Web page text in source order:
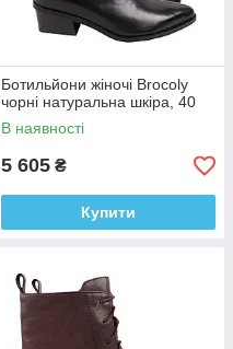
Ботильйони жіночі Brocoly
чорні натуральна шкіра, 40
В наявності
5 605 ₴
Купити